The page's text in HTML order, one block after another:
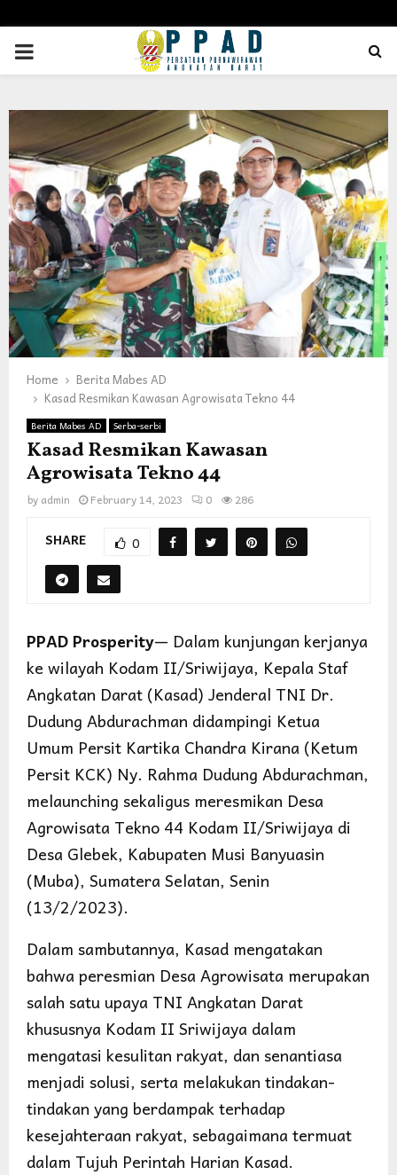
PRIMARY
Home
Berita Mabes AD
Kasad Resmikan Kawasan Agrowisata Tekno 44
Berita Mabes AD Serba-serbi
Kasad Resmikan Kawasan
Agrowisata Tekno 44
by admin February 14, 2023 0 286
SHARE 0
PPAD Prosperity— Dalam kunjungan kerjanya
ke wilayah Kodam II/Sriwijaya, Kepala Staf
Angkatan Darat (Kasad) Jenderal TNI Dr.
Dudung Abdurachman didampingi Ketua
Umum Persit Kartika Chandra Kirana (Ketum
Persit KCK) Ny. Rahma Dudung Abdurachman,
melaunching sekaligus meresmikan Desa
Agrowisata Tekno 44 Kodam II/Sriwijaya di
Desa Glebek, Kabupaten Musi Banyuasin
(Muba), Sumatera Selatan, Senin
(13/2/2023).
Dalam sambutannya, Kasad mengatakan
bahwa peresmian Desa Agrowisata merupakan
salah satu upaya TNI Angkatan Darat
khususnya Kodam II Sriwijaya dalam
mengatasi kesulitan rakyat, dan senantiasa
menjadi solusi, serta melakukan tindakan-
tindakan yang berdampak terhadap
kesejahteraan rakyat, sebagaimana termuat
dalam Tujuh Perintah Harian Kasad.